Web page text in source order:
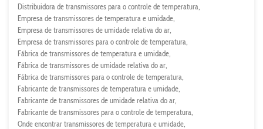
Distribuidora de transmissores para o controle de temperatura
Empresa de transmissores de temperatura e umidade
Empresa de transmissores de umidade relativa do ar
Empresa de transmissores para o controle de temperatura
Fábrica de transmissores de temperatura e umidade
Fábrica de transmissores de umidade relativa do ar
Fábrica de transmissores para o controle de temperatura
Fabricante de transmissores de temperatura e umidade
Fabricante de transmissores de umidade relativa do ar
Fabricante de transmissores para o controle de temperatura
Onde encontrar transmissores de temperatura e umidade